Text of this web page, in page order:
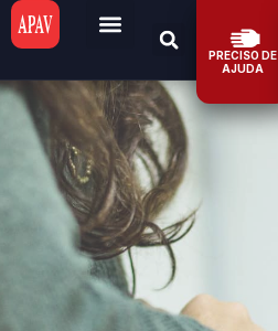
PRECISO DE
AJUDA